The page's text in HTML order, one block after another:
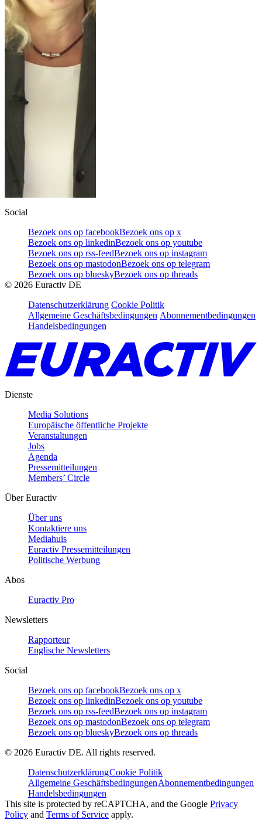
Social
Bezoek ons op facebookBezoek ons op x
Bezoek ons op linkedinBezoek ons op youtube
Bezoek ons op rss-feedBezoek ons op instagram
Bezoek ons op mastodonBezoek ons op telegram
Bezoek ons op blueskyBezoek ons op threads
© 2026 Euractiv DE
Datenschutzerklärung Cookie Politik
Allgemeine Geschäftsbedingungen Abonnementbedingungen
Handelsbedingungen
Dienste
Media Solutions
Europäische öffentliche Projekte
Veranstaltungen
Jobs
Agenda
Pressemitteilungen
Members’ Circle
Über Euractiv
Über uns
Kontaktiere uns
Mediahuis
Euractiv Pressemitteilungen
Politische Werbung
Abos
Euractiv Pro
Newsletters
Rapporteur
Englische Newsletters
Social
Bezoek ons op facebookBezoek ons op x
Bezoek ons op linkedinBezoek ons op youtube
Bezoek ons op rss-feedBezoek ons op instagram
Bezoek ons op mastodonBezoek ons op telegram
Bezoek ons op blueskyBezoek ons op threads
© 2026 Euractiv DE. All rights reserved.
DatenschutzerklärungCookie Politik
Allgemeine GeschäftsbedingungenAbonnementbedingungen
Handelsbedingungen
This site is protected by reCAPTCHA, and the Google Privacy
Policy and Terms of Service apply.